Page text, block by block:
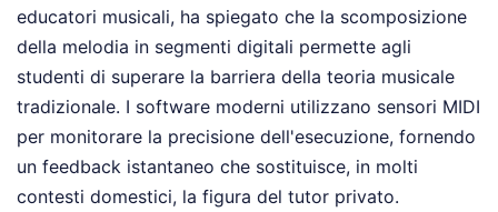
educatori musicali, ha spiegato che la scomposizione
della melodia in segmenti digitali permette agli
studenti di superare la barriera della teoria musicale
tradizionale. I software moderni utilizzano sensori MIDI
per monitorare la precisione dell'esecuzione, fornendo
un feedback istantaneo che sostituisce, in molti
contesti domestici, la figura del tutor privato.